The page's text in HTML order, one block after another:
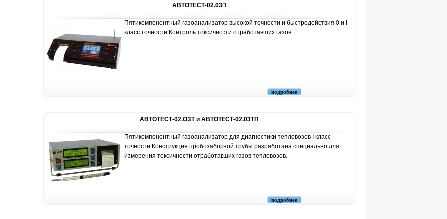
АВТОТЕСТ-02.03П
Пятикомпонентный газоанализатор высокой точности и быстродействия 0 и I
класс точности Контроль токсичности отработавших газов
подробнее
АВТОТЕСТ-02.ОЗТ и АВТОТЕСТ-02.03ТП
Пятикомпонентный газоанализатор для диагностики тепловозов I класс
точности Конструкция пробозаборной трубы разработана специально для
измерения токсичности отработавших газов тепловозов.
подробнее